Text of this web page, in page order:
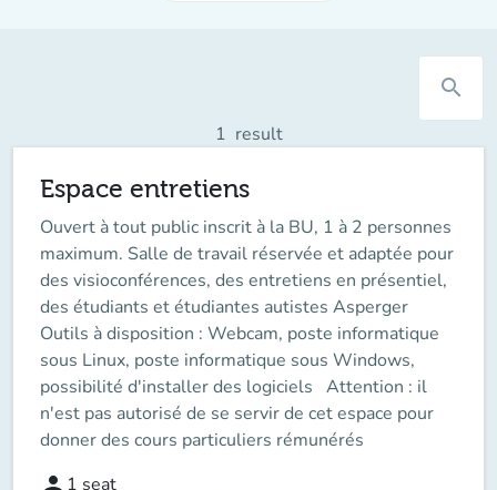
search
1 result
Espace entretiens
Ouvert à tout public inscrit à la BU, 1 à 2 personnes
maximum. Salle de travail réservée et adaptée pour
des visioconférences, des entretiens en présentiel,
des étudiants et étudiantes autistes Asperger
Outils à disposition : Webcam, poste informatique
sous Linux, poste informatique sous Windows,
possibilité d'installer des logiciels Attention : il
n'est pas autorisé de se servir de cet espace pour
donner des cours particuliers rémunérés
person 1 seat